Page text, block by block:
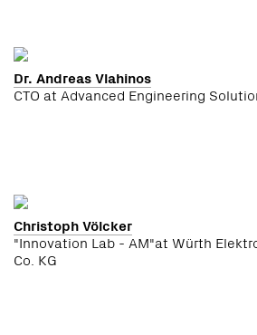
Dr. Andreas Vlahinos
CTO at Advanced Engineering
Christoph Völcker
"Innovation Lab - AM"at Würth
Co. KG